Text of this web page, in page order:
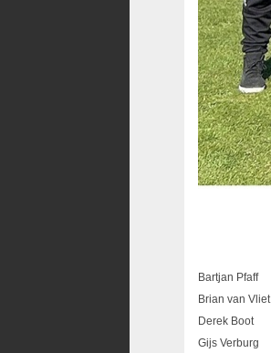
Bartjan Pfaff
Brian van Vliet
Derek Boot
Gijs Verburg